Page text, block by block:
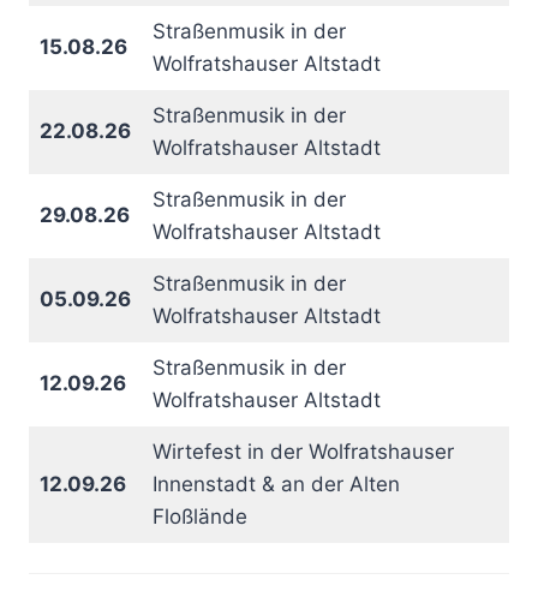
15.08.26
Straßenmusik in der
Wolfratshauser Altstadt
22.08.26
Straßenmusik in der
Wolfratshauser Altstadt
29.08.26
Straßenmusik in der
Wolfratshauser Altstadt
05.09.26
Straßenmusik in der
Wolfratshauser Altstadt
12.09.26
Straßenmusik in der
Wolfratshauser Altstadt
12.09.26
Wirtefest in der Wolfratshauser
Innenstadt & an der Alten
Floßlände